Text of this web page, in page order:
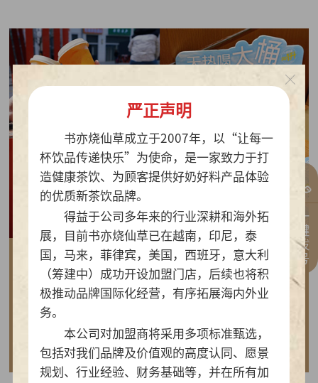
一键拨号
2026-07-30
做实亲民茶饮！书亦烧仙草以“有料品类之王”拿
下2026新茶饮TOP10
查看详情
严正声明
书亦烧仙草成立于2007年，以“让每一
杯饮品传递快乐”为使命，是一家致力于打
造健康茶饮、为顾客提供好奶好料产品体验
的优质新茶饮品牌。
得益于公司多年来的行业深耕和海外拓
展，目前书亦烧仙草已在越南，印尼，泰
国，马来，菲律宾，美国，西班牙，意大利
（筹建中）成功开设加盟门店，后续也将积
极推动品牌国际化经营，有序拓展海内外业
务。
本公司对加盟商将采用多项标准甄选，
包括对我们品牌及价值观的高度认同、愿景
规划、行业经验、财务基础等，并在所有加